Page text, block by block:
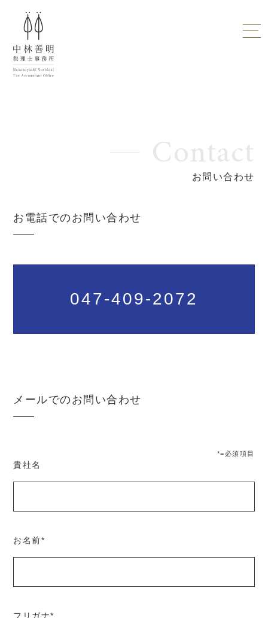
Contact
お問い合わせ
お電話でのお問い合わせ
047-409-2072
メールでのお問い合わせ
*=必須項目
貴社名
お名前*
フリガナ*